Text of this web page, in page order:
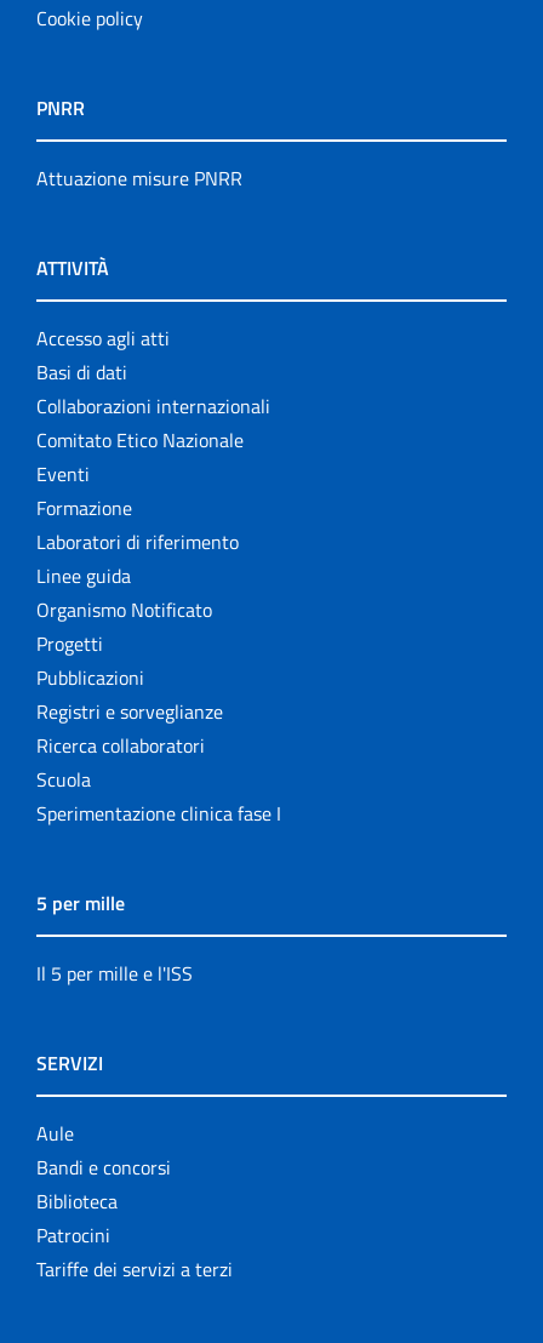
Cookie policy
PNRR
Attuazione misure PNRR
ATTIVITÀ
Accesso agli atti
Basi di dati
Collaborazioni internazionali
Comitato Etico Nazionale
Eventi
Formazione
Laboratori di riferimento
Linee guida
Organismo Notificato
Progetti
Pubblicazioni
Registri e sorveglianze
Ricerca collaboratori
Scuola
Sperimentazione clinica fase I
5 per mille
Il 5 per mille e l'ISS
SERVIZI
Aule
Bandi e concorsi
Biblioteca
Patrocini
Tariffe dei servizi a terzi